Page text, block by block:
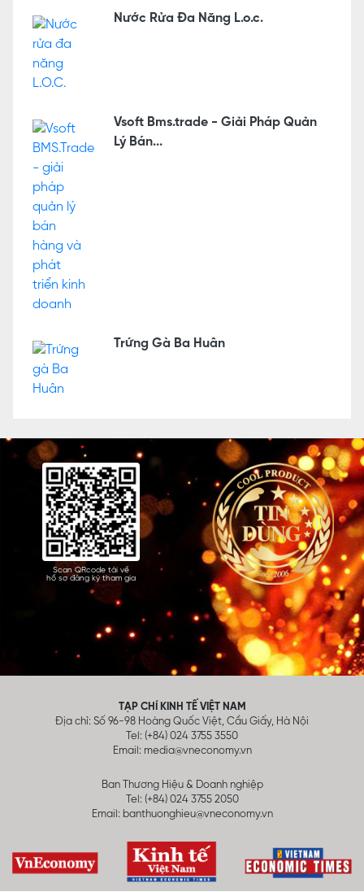
Nước Rửa Đa Năng L.o.c.
Vsoft Bms.trade - Giải Pháp Quản
Lý Bán...
Trứng Gà Ba Huân
Scan QRcode tải về
hồ sơ đăng ký tham gia
TẠP CHÍ KINH TẾ VIỆT NAM
Địa chỉ: Số 96-98 Hoàng Quốc Việt, Cầu Giấy, Hà Nội
Tel: (+84) 024 3755 3550
Email: media@vneconomy.vn
Ban Thương Hiệu & Doanh nghiệp
Tel: (+84) 024 3755 2050
Email: banthuonghieu@vneconomy.vn